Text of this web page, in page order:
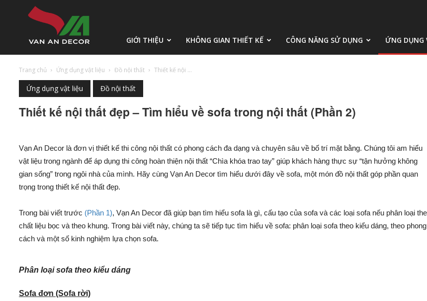
An
GIỚI THIỆU KHÔNG GIAN THIẾT KẾ CÔNG NĂNG SỬ DỤNG ỨNG DỤNG
Trang chủ Ứng dụng vật liệu Đồ nội thất Thiết kế nội ...
Ứng dụng vật liệu Đồ nội thất
Thiết kế nội thất đẹp – Tìm hiểu về sofa trong nội thất (Phần 2)
Vạn An Decor là đơn vị thiết kế thi công nội thất có phong cách đa dạng và chuyên sâu về bố trí mặt bằng. Chúng tôi am hiểu
vật liệu trong ngành để áp dụng thi công hoàn thiện nội thất “Chìa khóa trao tay” giúp khách hàng thực sự “tận hưởng không
gian sống” trong ngôi nhà của mình. Hãy cùng Vạn An Decor tìm hiểu dưới đây về sofa, một món đồ nội thất góp phần quan
trọng trong thiết kế nội thất đẹp.
Trong bài viết trước (Phần 1), Vạn An Decor đã giúp bạn tìm hiểu sofa là gì, cấu tạo của sofa và các loại sofa nếu phân loại
chất liệu bọc và theo khung. Trong bài viết này, chúng ta sẽ tiếp tục tìm hiểu về sofa: phân loại sofa theo kiểu dáng, theo phong
cách và một số kinh nghiệm lựa chọn sofa.
Phân loạisofa theo kiểu dáng
Sofa đơn (Sofa rời)